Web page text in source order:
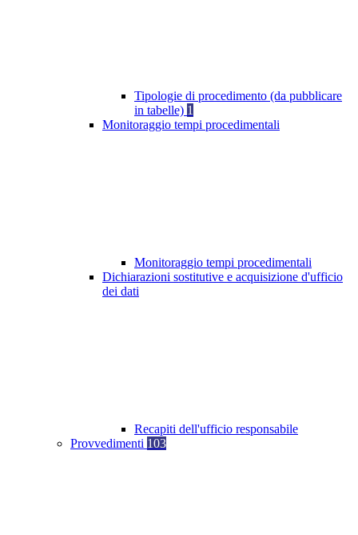
Tipologie di procedimento (da pubblicare
in tabelle) 1
Monitoraggio tempi procedimentali
Monitoraggio tempi procedimentali
Dichiarazioni sostitutive e acquisizione d'ufficio
dei dati
Recapiti dell'ufficio responsabile
Provvedimenti 103